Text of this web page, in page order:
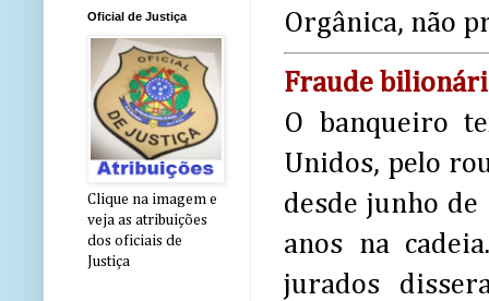
Orgânica, não
Fraude
O banqueiro
Unidos, pelo
desde junho de
anos na
jurados
Oficial de Justiça
Clique na imagem e
veja as atribuições
dos oficiais de
Justiça